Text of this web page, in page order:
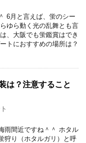
6月と言えば、蛍のシー
ゆら動く光の乱舞とも言
、大阪でも蛍鑑賞はでき
トにおすすめの場所は？
は？注意すること
雨間近ですね＾＾ ホタル
狩り（ホタルガリ）と呼